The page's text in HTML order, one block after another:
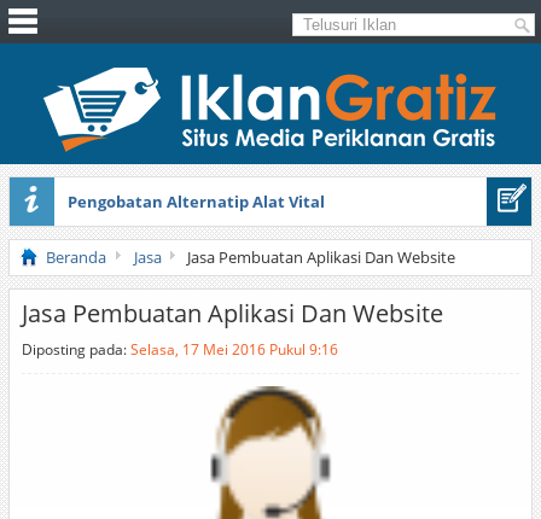
Pengobatan Alternatip Alat Vital
Pita Cantik Pesona
Beranda Jasa Jasa Pembuatan Aplikasi Dan Website
Jasa Pembuatan Aplikasi Dan Website
Diposting pada:Selasa, 17 Mei 2016 Pukul 9:16